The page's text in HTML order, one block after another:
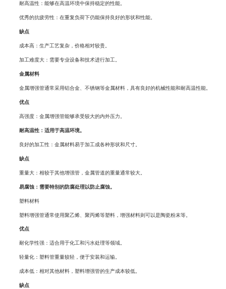
耐高温性：能够在高温环境中保持稳定的性能。
优秀的抗疲劳性：在重复负荷下仍能保持良好的形状和性能。
缺点
成本高：生产工艺复杂，价格相对较贵。
加工难度大：需要专业设备和技术进行加工。
金属材料
金属增强管通常采用铝合金、不锈钢等金属材料，具有良好的机械性能和耐高温性能。
优点
高强度：金属增强管能够承受较大的内外压力。
耐高温性：适用于高温环境。
良好的加工性：金属材料易于加工成各种形状和尺寸。
缺点
重量大：相较于其他增强管，金属管道的重量通常较大。
易腐蚀：需要特别的防腐处理以防止腐蚀。
塑料材料
塑料增强管通常使用聚乙烯、聚丙烯等塑料，增强材料则可以是陶瓷粉末等。
优点
耐化学性强：适合用于化工和污水处理等领域。
轻量化：塑料管重量较轻，便于安装和运输。
成本低：相对其他材料，塑料增强管的生产成本较低。
缺点